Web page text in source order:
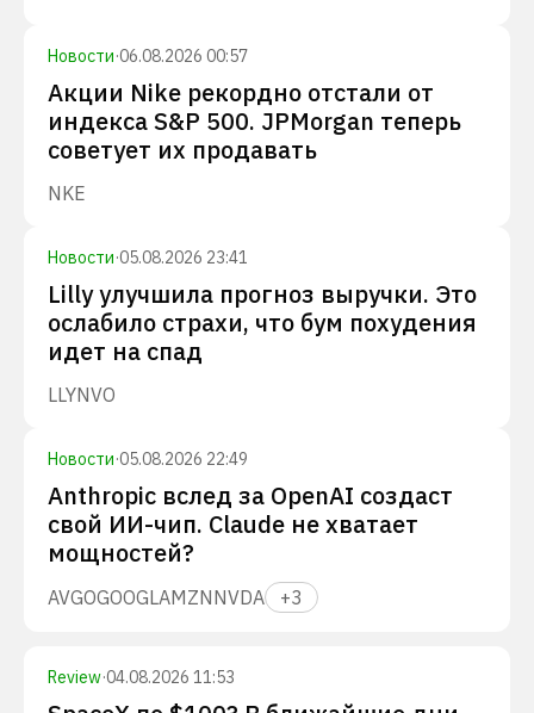
Новости·06.08.2026 00:57
Акции Nike рекордно отстали от
индекса S&P 500. JPMorgan теперь
советует их продавать
NKE
Новости·05.08.2026 23:41
Lilly улучшила прогноз выручки. Это
ослабило страхи, что бум похудения
идет на спад
LLYNVO
Новости·05.08.2026 22:49
Anthropic вслед за OpenAI создаст
свой ИИ-чип. Claude не хватает
мощностей?
AVGOGOOGLAMZNNVDA +3
Review·04.08.2026 11:53